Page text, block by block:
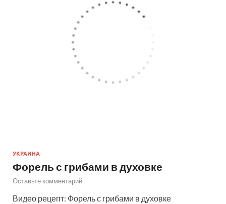
УКРАИНА
Форель с грибами в духовке
Оставьте комментарий
Видео рецепт: Форель с грибами в духовке